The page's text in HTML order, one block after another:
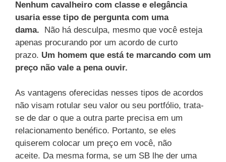
Nenhum cavalheiro com classe e elegância
usaria esse tipo de pergunta com uma
dama.
Não há desculpa, mesmo que você esteja
apenas procurando por um acordo de curto
prazo. Um homem que está te marcando com um
preço não vale a pena ouvir.
As vantagens oferecidas nesses tipos de acordos
não visam rotular seu valor ou seu portfólio, trata-
se de dar o que a outra parte precisa em um
relacionamento benéfico. Portanto, se eles
quiserem colocar um preço em você, não
aceite. Da mesma forma, se um SB lhe der uma